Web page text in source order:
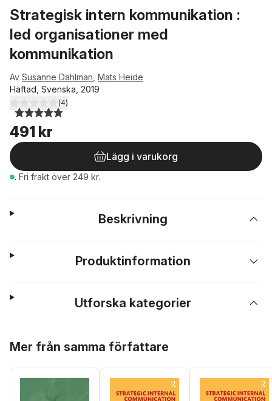
Strategisk intern kommunikation :
led organisationer med
kommunikation
Av Susanne Dahlman Mats Heide
Häftad, Svenska, 2019
5,0utav 5 stjärnor. Totalt antal röster:
(4)
491 kr
Lägg i varukorg
. Fri frakt över 249 kr.
Beskrivning
Produktinformation
Utforska kategorier
Mer från samma författare